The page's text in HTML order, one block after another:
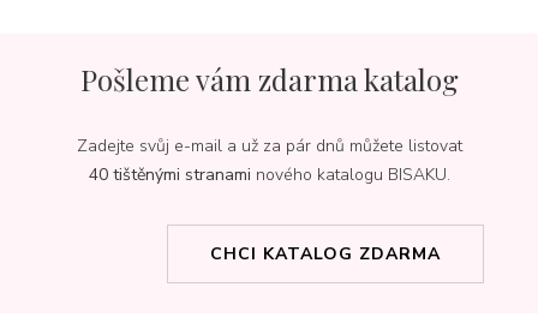
Pošleme vám zdarma katalog
Zadejte svůj e-mail a už za pár dnů můžete listovat
40 tištěnými stranami nového katalogu BISAKU.
CHCI KATALOG ZDARMA